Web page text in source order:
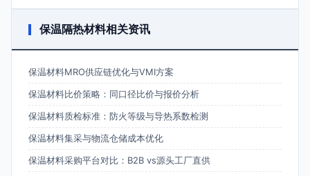
保温隔热材料相关资讯
保温材料MRO供应链优化与VMI方案
保温材料比价策略：同口径比价与报价分析
保温材料质检标准：防火等级与导热系数检测
保温材料集采与物流仓储成本优化
保温材料采购平台对比：B2B vs源头工厂直供